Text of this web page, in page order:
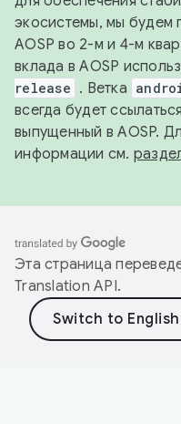
экосистемы, мы будем
AOSP во 2-м и 4-м
вклада в AOSP
release . Ветка
всегда будет
выпущенный в AOSP.
информации см.
Эта страница
Translation API.